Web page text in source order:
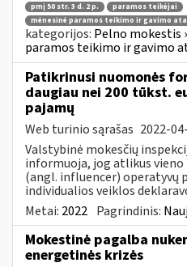
pmį 50 str. 3 d. 2 p.
paramos teikėjai
mėnesinė paramos teikimo ir gavimo
kategorijos: Pelno mokestis
paramos teikimo ir gavimo
Patikrinusi nuomonės
daugiau nei 200 tūkst.
pajamų
Web turinio sąrašas 2022-
Valstybinė mokesčių
informuoja, jog atlikus
(angl. influencer) operatyvų
individualios veiklos
Metai: 2022 Pagrindinis:
Mokestinė pagalba
energetinės krizės